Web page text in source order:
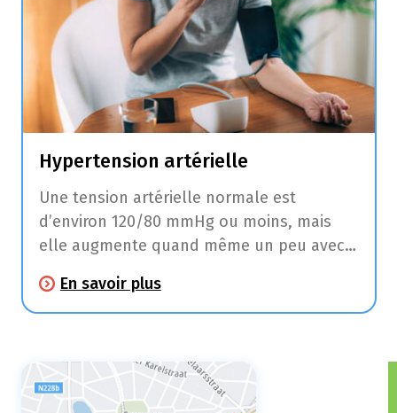
Hypertension artérielle
Une tension artérielle normale est
d’environ 120/80 mmHg ou moins, mais
elle augmente quand même un peu avec
mmHg, on parle d’hypertension ou de
tension artérielle excessive.
En savoir plus